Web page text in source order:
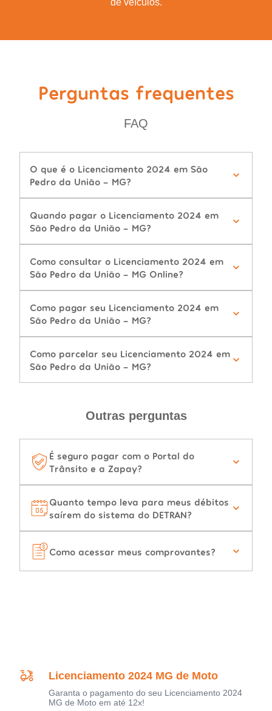
de veículos.
Perguntas frequentes
FAQ
O que é o Licenciamento 2024 em São
Pedro da União - MG?
Quando pagar o Licenciamento 2024 em
São Pedro da União - MG?
Como consultar o Licenciamento 2024 em
São Pedro da União - MG Online?
Como pagar seu Licenciamento 2024 em
São Pedro da União - MG?
Como parcelar seu Licenciamento 2024 em
São Pedro da União - MG?
Outras perguntas
É seguro pagar com o Portal do
Trânsito e a Zapay?
Quanto tempo leva para meus débitos
saírem do sistema do DETRAN?
Como acessar meus comprovantes?
Licenciamento 2024 MG de Moto
Garanta o pagamento do seu Licenciamento 2024
MG de Moto em até 12x!